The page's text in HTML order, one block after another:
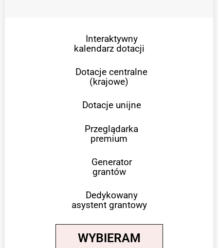
Interaktywny
kalendarz dotacji
Dotacje centralne
(krajowe)
Dotacje unijne
Przeglądarka
premium
Generator
grantów
Dedykowany
asystent grantowy
WYBIERAM